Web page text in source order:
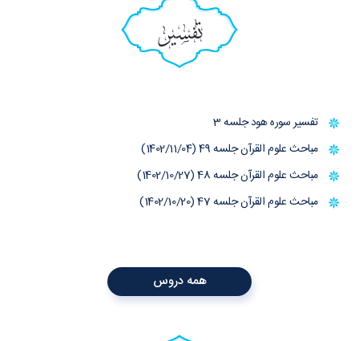
تفسیر
تفسیر سوره هود جلسه 3
مباحث علوم القرآن جلسه 49 (1402/11/04)
مباحث علوم القرآن جلسه 48 (1402/10/27)
مباحث علوم القرآن جلسه 47 (1402/10/20)
همه دروس